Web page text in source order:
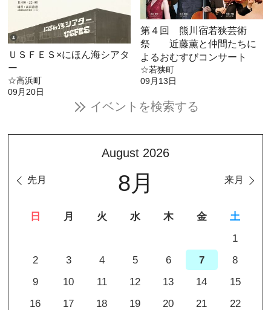
ＵＳＦＥＳ×にほん海シアタ
ー
☆高浜町
09月20日
第４回 熊川宿若狭芸術
祭 近藤薫と仲間たちに
よるおむすびコンサート
☆若狭町
09月13日
イベントを検索する
August 2026
先月 8月 来月
日 月 火 水 木 金
土
1
2
3 4 5 6 7
8
9
10 11 12 13 14
15
16
17 18 19 20 21
22